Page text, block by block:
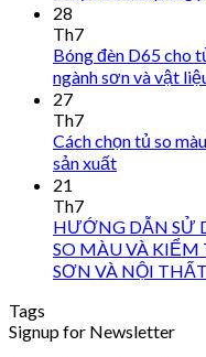
28
Th7
Bóng đèn D65 cho
ngành sơn và vật
27
Th7
Cách chọn tủ so
sản xuất
21
Th7
HƯỚNG DẪN SỬ
SO MÀU VÀ
SƠN VÀ NỘI
Tags
Signup for Newsletter